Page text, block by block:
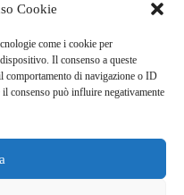
Cookie
come i cookie per
Il consenso a queste
comportamento di navigazione o ID
consenso può influire negativamente
Srl